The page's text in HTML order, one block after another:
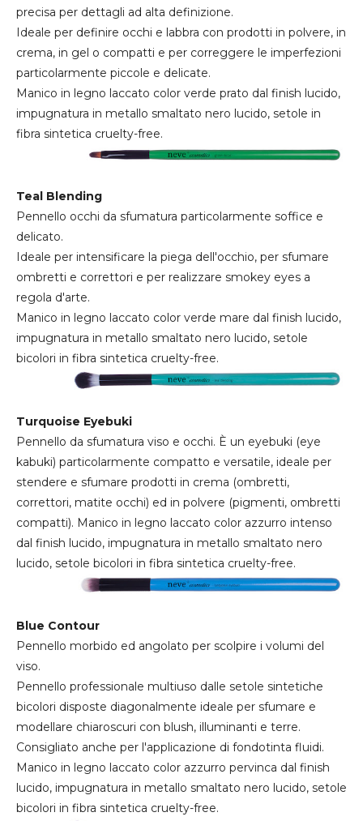
precisa per dettagli ad alta definizione.
Ideale per definire occhi e labbra con prodotti in polvere, in
crema, in gel o compatti e per correggere le imperfezioni
particolarmente piccole e delicate.
Manico in legno laccato color verde prato dal finish lucido,
impugnatura in metallo smaltato nero lucido, setole in
fibra sintetica cruelty-free.
Teal Blending
Pennello occhi da sfumatura particolarmente soffice e
delicato.
Ideale per intensificare la piega dell'occhio, per sfumare
ombretti e correttori e per realizzare smokey eyes a
regola d'arte.
Manico in legno laccato color verde mare dal finish lucido,
impugnatura in metallo smaltato nero lucido, setole
bicolori in fibra sintetica cruelty-free.
Turquoise Eyebuki
Pennello da sfumatura viso e occhi. È un eyebuki (eye
kabuki) particolarmente compatto e versatile, ideale per
stendere e sfumare prodotti in crema (ombretti,
correttori, matite occhi) ed in polvere (pigmenti, ombretti
compatti). Manico in legno laccato color azzurro intenso
dal finish lucido, impugnatura in metallo smaltato nero
lucido, setole bicolori in fibra sintetica cruelty-free.
Blue Contour
Pennello morbido ed angolato per scolpire i volumi del
viso.
Pennello professionale multiuso dalle setole sintetiche
bicolori disposte diagonalmente ideale per sfumare e
modellare chiaroscuri con blush, illuminanti e terre.
Consigliato anche per l'applicazione di fondotinta fluidi.
Manico in legno laccato color azzurro pervinca dal finish
lucido, impugnatura in metallo smaltato nero lucido, setole
bicolori in fibra sintetica cruelty-free.